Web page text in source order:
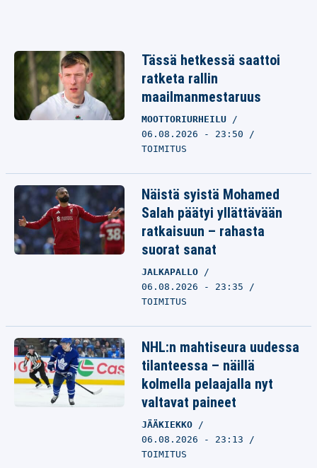
Tässä hetkessä saattoi
ratketa rallin
maailmanmestaruus
MOOTTORIURHEILU
06.08.2026 - 23:50
TOIMITUS
Näistä syistä Mohamed
Salah päätyi yllättävään
ratkaisuun – rahasta
suorat sanat
JALKAPALLO
06.08.2026 - 23:35
TOIMITUS
NHL:n mahtiseura uudessa
tilanteessa – näillä
kolmella pelaajalla nyt
valtavat paineet
JÄÄKIEKKO
06.08.2026 - 23:13
TOIMITUS